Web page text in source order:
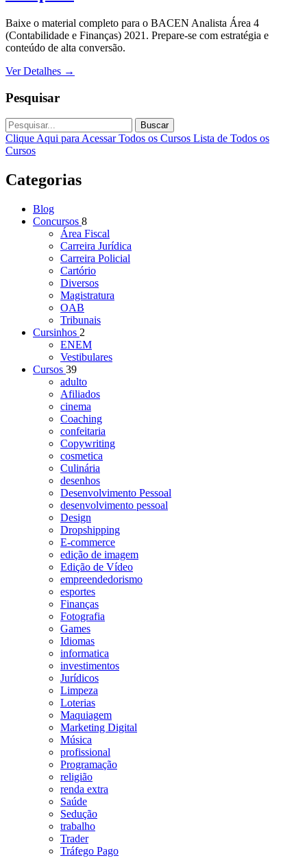
Baixe o material completo para o BACEN Analista Área 4
(Contabilidade e Finanças) 2021. Prepare-se com estratégia e
conteúdo de alta conversão.
Ver Detalhes →
Pesquisar
Buscar
Clique Aqui para Acessar Todos os Cursos Lista de Todos os
Cursos
Categorias
Blog
Concursos 8
Área Fiscal
Carreira Jurídica
Carreira Policial
Cartório
Diversos
Magistratura
OAB
Tribunais
Cursinhos 2
ENEM
Vestibulares
Cursos 39
adulto
Afiliados
cinema
Coaching
confeitaria
Copywriting
cosmetica
Culinária
desenhos
Desenvolvimento Pessoal
desenvolvimento pessoal
Design
Dropshipping
E-commerce
edição de imagem
Edição de Vídeo
empreendedorismo
esportes
Finanças
Fotografia
Games
Idiomas
informatica
investimentos
Jurídicos
Limpeza
Loterias
Maquiagem
Marketing Digital
Música
profissional
Programação
religião
renda extra
Saúde
Sedução
trabalho
Trader
Tráfego Pago